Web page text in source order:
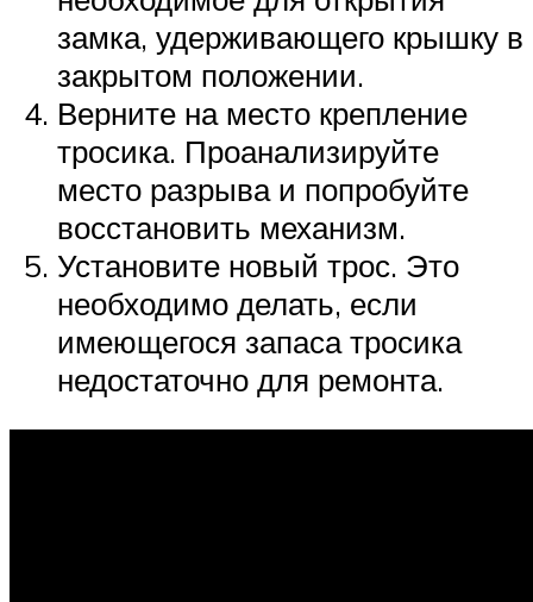
замка, удерживающего крышку в
закрытом положении.
Верните на место крепление
тросика. Проанализируйте
место разрыва и попробуйте
восстановить механизм.
Установите новый трос. Это
необходимо делать, если
имеющегося запаса тросика
недостаточно для ремонта.